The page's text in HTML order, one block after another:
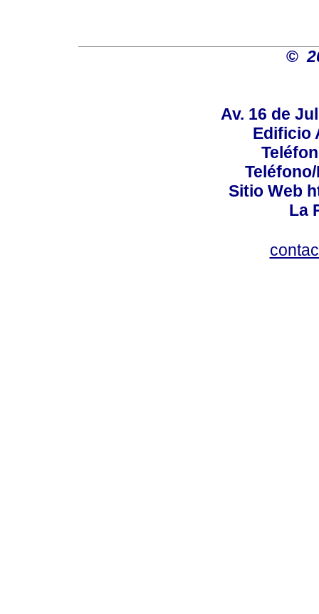
©
Av. 16 de
Edificio
Sitio Web
La